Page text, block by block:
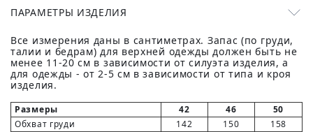
ПАРАМЕТРЫ ИЗДЕЛИЯ
Все измерения даны в сантиметрах. Запас (по груди,
талии и бедрам) для верхней одежды должен быть не
менее 11-20 см в зависимости от силуэта изделия, а
для одежды - от 2-5 см в зависимости от типа и кроя
изделия.
Размеры 42 46
50
Обхват груди
142 150
158